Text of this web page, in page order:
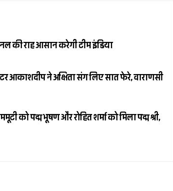
की राह आसान करेगी टीम इंडिया
आकाशदीप ने अक्षिता संग लिए सात फेरे, वाराणसी
को पद्म भूषण और रोहित शर्मा को मिला पद्म श्री,